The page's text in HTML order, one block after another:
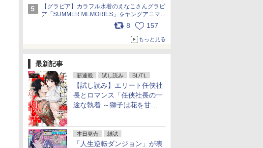
犬たちへ… pic.x.com/hEr88DgVyD
【グラビア】カラフル水着のえなこさんグラビ
ア「SUMMER MEMORIES」をヤングアニマル
Webで公開中 pic.x.com/wdmmjZ7DnV
8 157
もっと見る
最新記事
新連載 試し読み BL/TL
【試し読み】エリート任侠社
長とロマンス「任侠社長の一
途な執着 ～獅子は花を甘く
本日発売 雑誌
「人生逆転ダンジョン」が表